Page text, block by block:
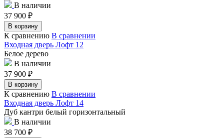
В наличии
37 900 ₽
В корзину
К сравнению В сравнении
Входная дверь Лофт 12
Белое дерево
В наличии
37 900 ₽
В корзину
К сравнению В сравнении
Входная дверь Лофт 14
Дуб кантри белый горизонтальный
В наличии
38 700 ₽